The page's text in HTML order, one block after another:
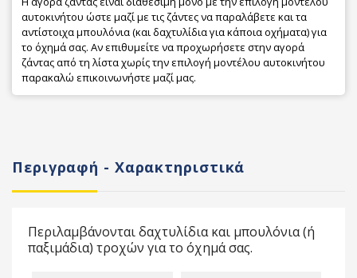
αυτοκινήτου ώστε μαζί με τις ζάντες να παραλάβετε και τα
αντίστοιχα μπουλόνια (και δαχτυλίδια για κάποια οχήματα) για
το όχημά σας. Αν επιθυμείτε να προχωρήσετε στην αγορά
ζάντας από τη λίστα χωρίς την επιλογή μοντέλου αυτοκινήτου
παρακαλώ επικοινωνήστε μαζί μας.
Περιγραφή - Χαρακτηριστικά
Περιλαμβάνονται δαχτυλίδια και μπουλόνια (ή
παξιμάδια) τροχών για το όχημά σας.